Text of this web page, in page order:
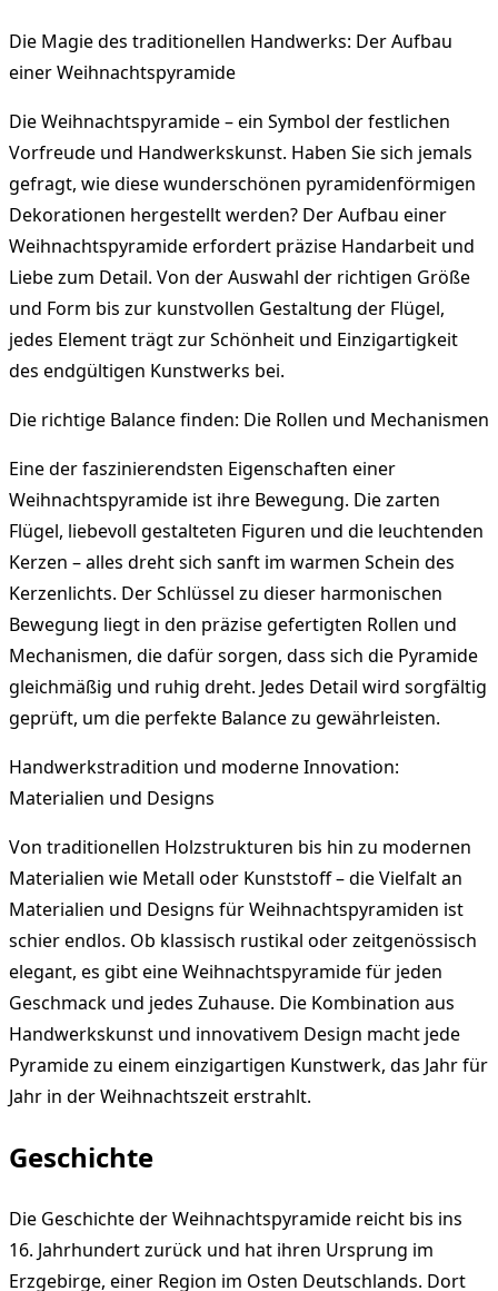
Die Magie des traditionellen Handwerks: Der Aufbau
einer Weihnachtspyramide
Die Weihnachtspyramide – ein Symbol der festlichen
Vorfreude und Handwerkskunst. Haben Sie sich jemals
gefragt, wie diese wunderschönen pyramidenförmigen
Dekorationen hergestellt werden? Der Aufbau einer
Weihnachtspyramide erfordert präzise Handarbeit und
Liebe zum Detail. Von der Auswahl der richtigen Größe
und Form bis zur kunstvollen Gestaltung der Flügel,
jedes Element trägt zur Schönheit und Einzigartigkeit
des endgültigen Kunstwerks bei.
Die richtige Balance finden: Die Rollen und Mechanismen
Eine der faszinierendsten Eigenschaften einer
Weihnachtspyramide ist ihre Bewegung. Die zarten
Flügel, liebevoll gestalteten Figuren und die leuchtenden
Kerzen – alles dreht sich sanft im warmen Schein des
Kerzenlichts. Der Schlüssel zu dieser harmonischen
Bewegung liegt in den präzise gefertigten Rollen und
Mechanismen, die dafür sorgen, dass sich die Pyramide
gleichmäßig und ruhig dreht. Jedes Detail wird sorgfältig
geprüft, um die perfekte Balance zu gewährleisten.
Handwerkstradition und moderne Innovation:
Materialien und Designs
Von traditionellen Holzstrukturen bis hin zu modernen
Materialien wie Metall oder Kunststoff – die Vielfalt an
Materialien und Designs für Weihnachtspyramiden ist
schier endlos. Ob klassisch rustikal oder zeitgenössisch
elegant, es gibt eine Weihnachtspyramide für jeden
Geschmack und jedes Zuhause. Die Kombination aus
Handwerkskunst und innovativem Design macht jede
Pyramide zu einem einzigartigen Kunstwerk, das Jahr für
Jahr in der Weihnachtszeit erstrahlt.
Geschichte
Die Geschichte der Weihnachtspyramide reicht bis ins
16. Jahrhundert zurück und hat ihren Ursprung im
Erzgebirge, einer Region im Osten Deutschlands. Dort